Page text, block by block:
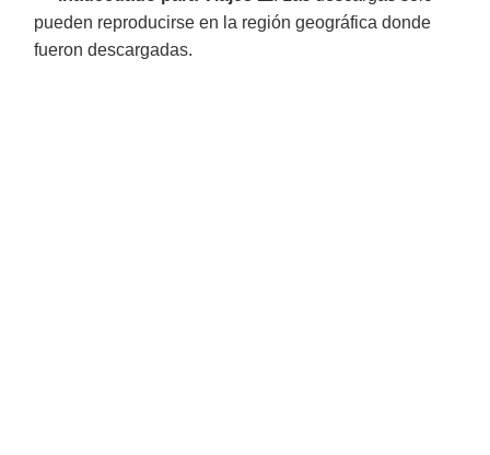
pueden reproducirse en la región geográfica donde
fueron descargadas.